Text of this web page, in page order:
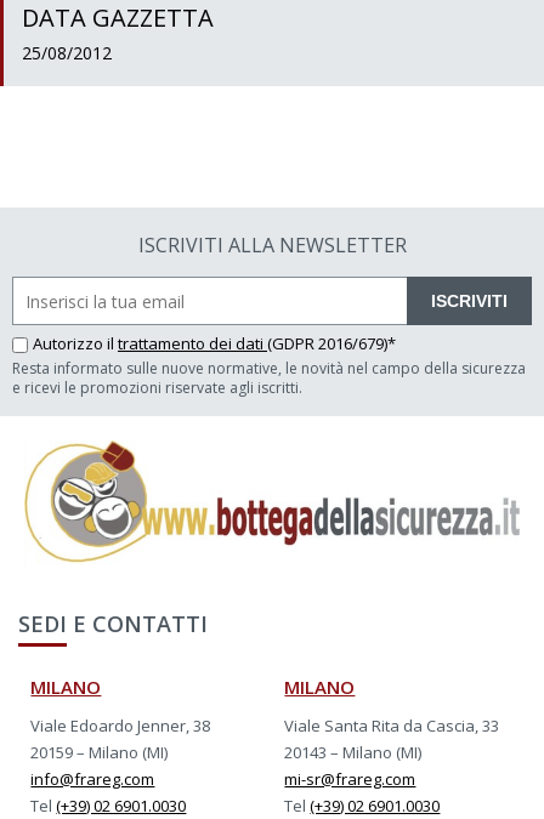
DATA GAZZETTA
25/08/2012
ISCRIVITI ALLA NEWSLETTER
ISCRIVITI
Autorizzo il trattamento dei dati (GDPR 2016/679)*
Resta informato sulle nuove normative, le novità nel campo della sicurezza
e ricevi le promozioni riservate agli iscritti.
SEDI E CONTATTI
MILANO
Viale Edoardo Jenner, 38
20159 – Milano (MI)
info@frareg.com
Tel(+39) 02 6901.0030
MILANO
Viale Santa Rita da Cascia, 33
20143 – Milano (MI)
mi-sr@frareg.com
Tel(+39) 02 6901.0030